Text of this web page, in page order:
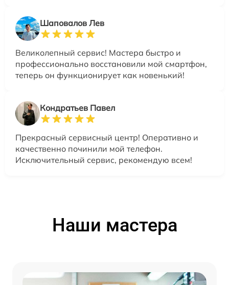
Шаповалов Лев
Великолепный сервис! Мастера быстро и
профессионально восстановили мой смартфон,
теперь он функционирует как новенький!
Кондратьев Павел
Прекрасный сервисный центр! Оперативно и
качественно починили мой телефон.
Исключительный сервис, рекомендую всем!
Наши мастера